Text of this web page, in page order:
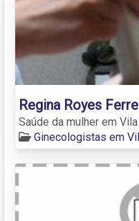
Regina Royes
Saúde da mulher em
Ginecologistas em